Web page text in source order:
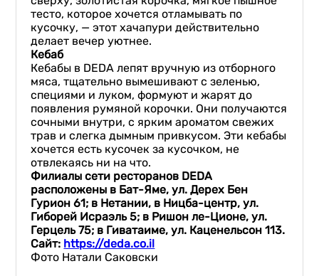
тесто, которое хочется отламывать по
кусочку, — этот хачапури действительно
делает вечер уютнее.
Кебаб
Кебабы в DEDA лепят вручную из отборного
мяса, тщательно вымешивают с зеленью,
специями и луком, формуют и жарят до
появления румяной корочки. Они получаются
сочными внутри, с ярким ароматом свежих
трав и слегка дымным привкусом. Эти кебабы
хочется есть кусочек за кусочком, не
отвлекаясь ни на что.
Филиалы сети ресторанов DEDA
расположены в Бат-Яме, ул. Дерех Бен
Гурион 61; в Нетании, в Ницба-центр, ул.
Гиборей Исраэль 5; в Ришон ле-Ционе, ул.
Герцель 75; в Гиватаиме, ул. Каценельсон 113.
Сайт: https://deda.co.il
Фото Натали Саковски